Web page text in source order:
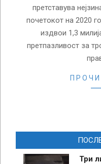
претставува
почетокот на 2020
издвои 1,3
претпазливост за
Три